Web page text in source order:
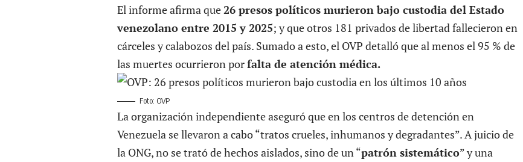
El informeafirma que26 presos políticos murieron bajo custodia del Estado
venezolano entre 2015 y 2025; y que otros 181 privados de libertad fallecieron en
cárceles y calabozos del país. Sumado a esto, el OVP detalló que al menos el 95 % de
las muertes ocurrieron porfalta de atención médica.
Foto: OVP
La organización independiente aseguró que en los centros de detención en
Venezuela se llevaron a cabo “tratos crueles, inhumanos y degradantes”. A juicio de
la ONG, no se trató de hechos aislados, sino de un “patrón sistemático” y una